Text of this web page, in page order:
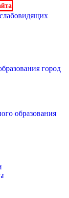
город
образования